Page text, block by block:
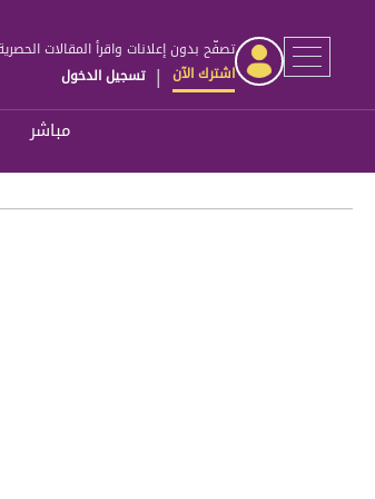
تصفّح بدون إعلانات واقرأ المقالات
اشترك الآن | تسجيل الدخول
مباشر